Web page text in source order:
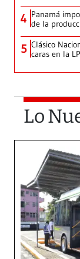
4 Panamá
de la
5 Clásico
caras en la
Lo